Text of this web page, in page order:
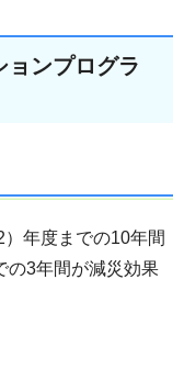
ョンプログラ
年度までの10年間
の3年間が減災効果